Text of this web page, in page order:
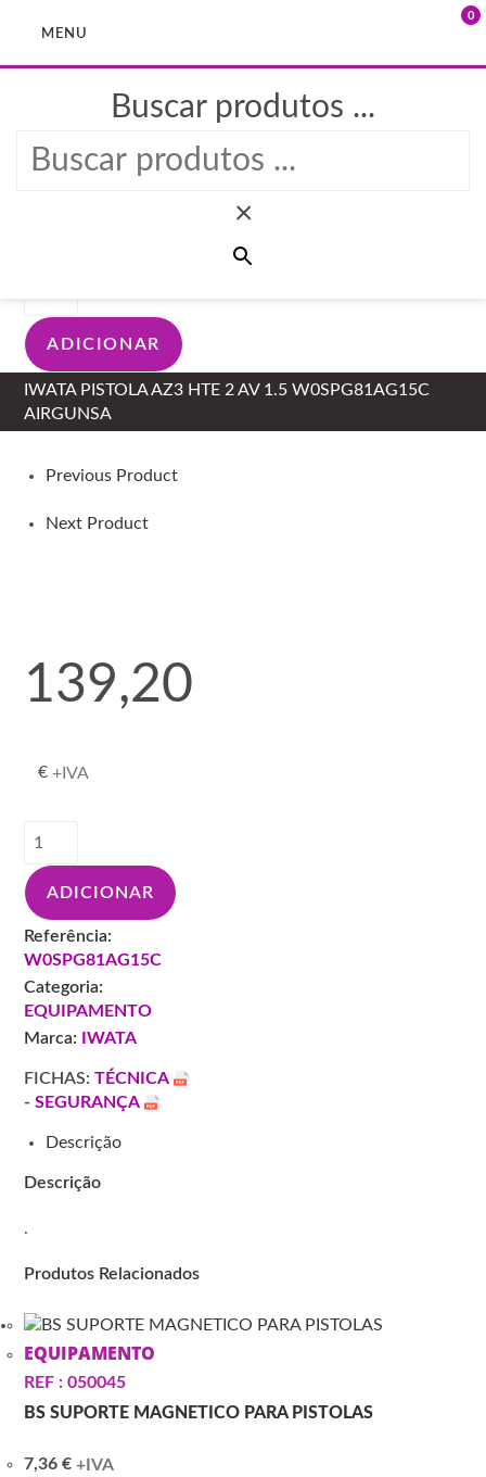
0
MENU
Buscar produtos ...
×
IWATA
PISTOLA
1.5
AIRGUNSA
ADICIONAR
IWATA PISTOLA AZ3 HTE 2 AV 1.5 W0SPG81AG15C
AIRGUNSA
Previous Product
Next Product
139,20
€ +IVA
IWATA
PISTOLA
AZ3
HTE
1.5
W0SPG81AG15C
AIRGUNSA
ADICIONAR
Referência:
W0SPG81AG15C
Categoria:
EQUIPAMENTO
Marca:
IWATA
FICHAS:TÉCNICA
-SEGURANÇA
Descrição
Descrição
.
Produtos Relacionados
EQUIPAMENTO
REF : 050045
BS SUPORTE MAGNETICO PARA PISTOLAS
7,36€ +IVA